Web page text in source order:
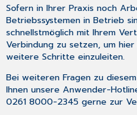
3.3
Neuerungen
bei
der
Aktivierung
der
[CGM
Benchmarks]
Sofern in Ihrer Praxis noch
Betriebssystemen in Betrieb
schnellstmöglich mit Ihrem
Verbindung zu setzen, um
weitere Schritte einzuleiten.
Bei weiteren Fragen zu
Ihnen unsere Anwender-
0261 8000-2345 gerne zur